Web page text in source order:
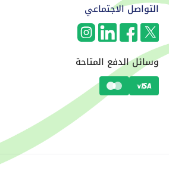
التواصل الاجتماعي
وسائل الدفع المتاحة